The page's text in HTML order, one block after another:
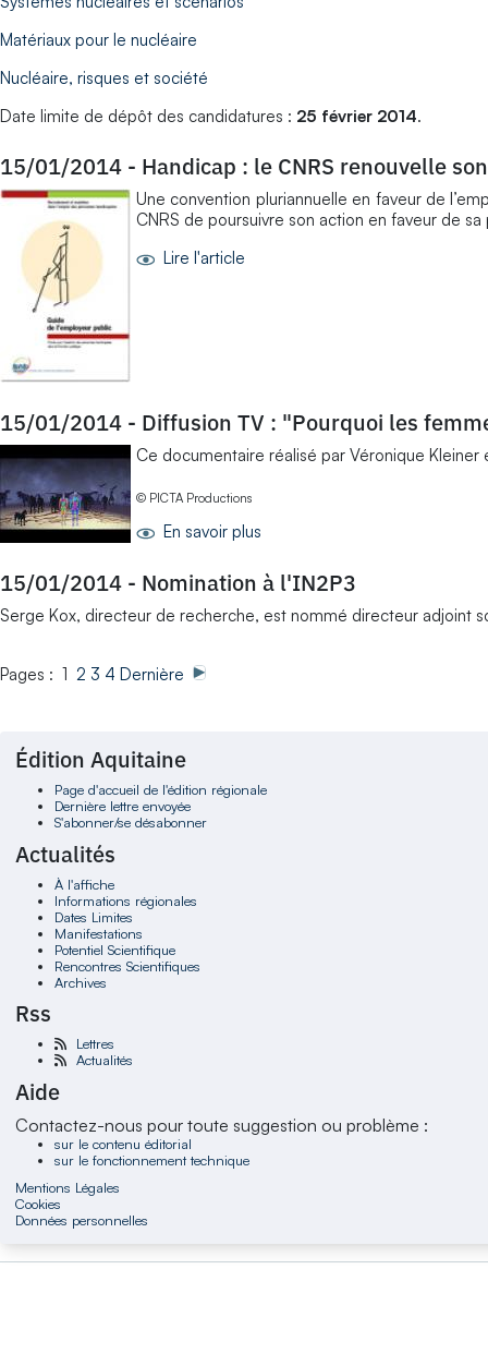
Matériaux pour le nucléaire
Nucléaire, risques et société
Date limite de dépôt des candidatures : 25 février 2014.
15/01/2014 - Handicap : le CNRS renouvelle
Une convention pluriannuelle en faveur de
CNRS de poursuivre son action en faveur de
Lire l'article
15/01/2014 - Diffusion TV : "Pourquoi les
Ce documentaire réalisé par Véronique
© PICTA Productions
En savoir plus
15/01/2014 - Nomination à l'IN2P3
Serge Kox, directeur de recherche, est nommé directeur adjoint
Pages : 1 2 3 4 Dernière
Édition Aquitaine
Page d'accueil de l'édition régionale
Dernière lettre envoyée
S'abonner/se désabonner
Actualités
À l'affiche
Informations régionales
Dates Limites
Manifestations
Potentiel Scientifique
Rencontres Scientifiques
Archives
Rss
Lettres
Actualités
Aide
Contactez-nous pour toute suggestion ou problème :
sur le contenu éditorial
sur le fonctionnement technique
Mentions Légales
Cookies
Données personnelles